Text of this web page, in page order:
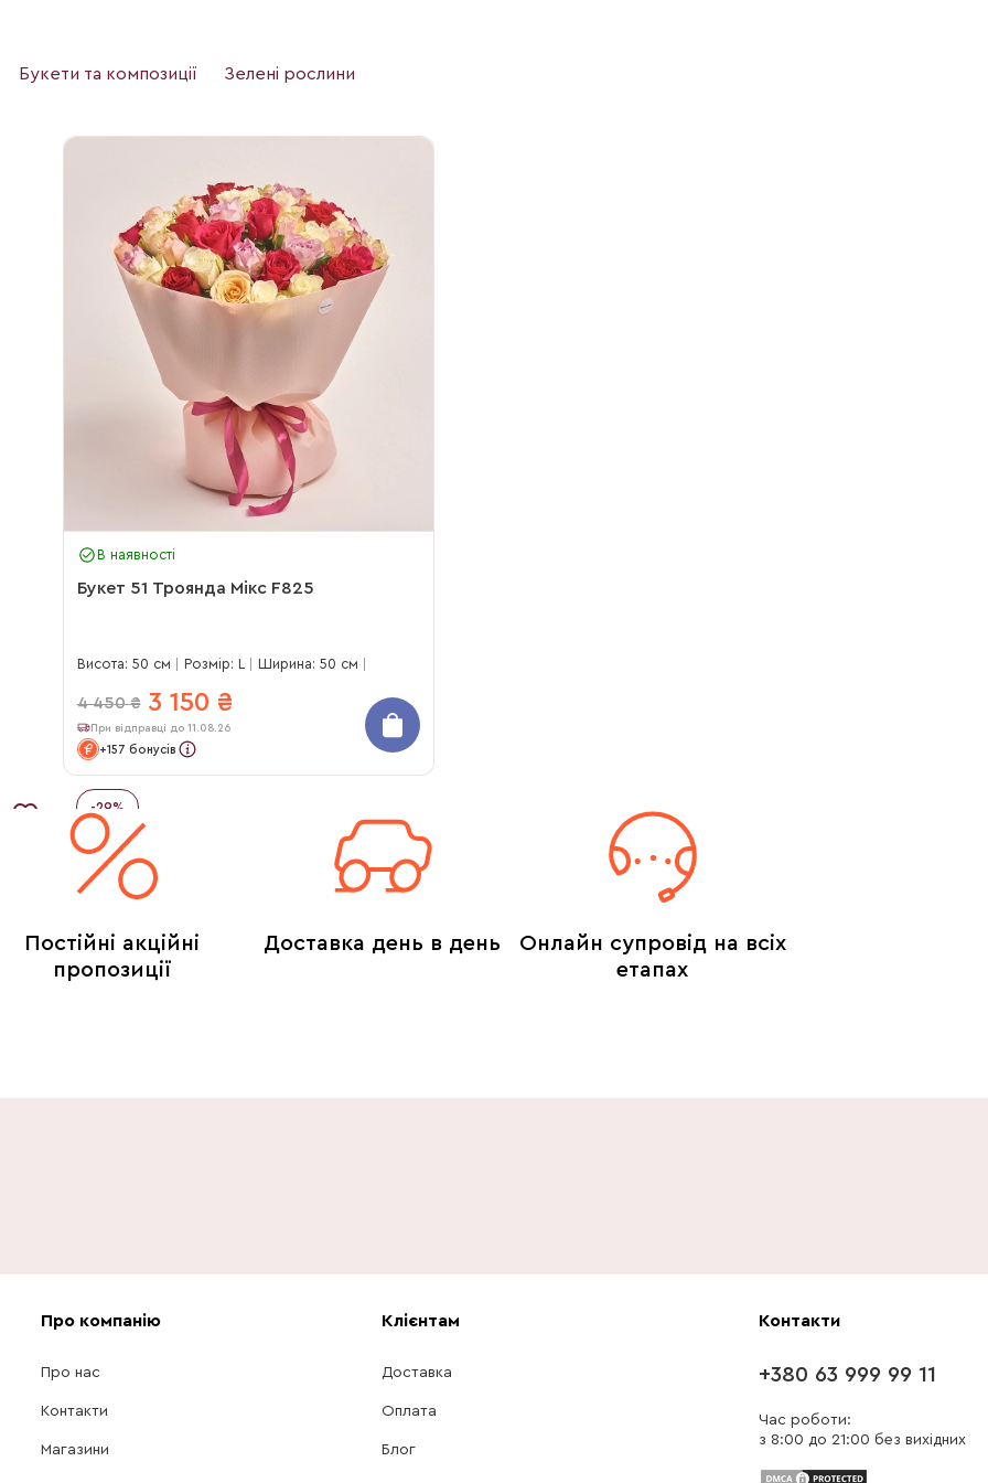
Букети та композиції Зелені рослини
В наявності
Букет 51 Троянда Мікс F825
Висота: 50 см Розмір: L Ширина: 50 см
4 450 ₴ 3 150 ₴
При відправці до 11.08.26
+157 бонусів
-29%
Постійні акційні
пропозиції
Доставка день в день
Онлайн супровід на всіх
етапах
Про компанію
Про нас
Контакти
Магазини
Клієнтам
Доставка
Оплата
Блог
Контакти
+380 63 999 99 11
Час роботи:
з 8:00 до 21:00 без вихідних